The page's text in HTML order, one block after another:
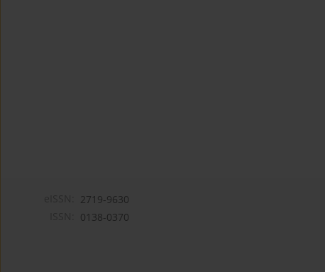
2719-9630
0138-0370